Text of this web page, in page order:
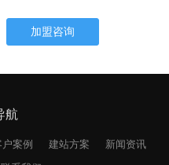
加盟咨询
航
案例 建站方案
新闻资讯